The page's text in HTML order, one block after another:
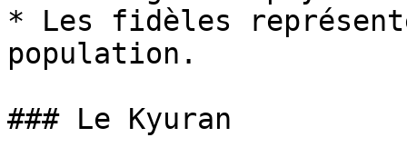
* Les fidèles
population.
### Le Kyuran